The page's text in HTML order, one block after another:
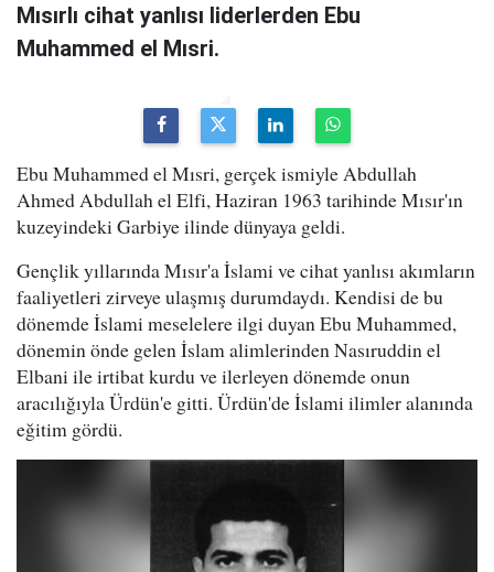
Mısırlı cihat yanlısı liderlerden Ebu
Muhammed el Mısri.
Ebu Muhammed el Mısri, gerçek ismiyle Abdullah
Ahmed Abdullah el Elfi, Haziran 1963 tarihinde Mısır'ın
kuzeyindeki Garbiye ilinde dünyaya geldi.
Gençlik yıllarında Mısır'a İslami ve cihat yanlısı akımların
faaliyetleri zirveye ulaşmış durumdaydı. Kendisi de bu
dönemde İslami meselelere ilgi duyan Ebu Muhammed,
dönemin önde gelen İslam alimlerinden Nasıruddin el
Elbani ile irtibat kurdu ve ilerleyen dönemde onun
aracılığıyla Ürdün'e gitti. Ürdün'de İslami ilimler alanında
eğitim gördü.